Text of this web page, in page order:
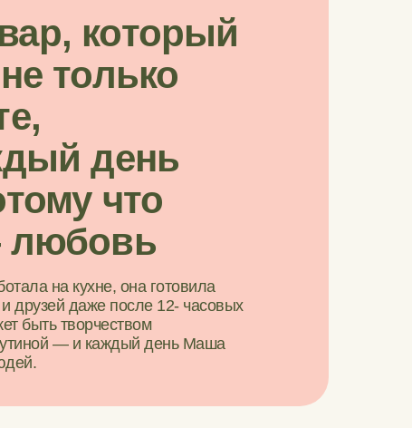
на кухне, она готовила
друзей даже после 12- часовых
быть творчеством
— и каждый день Маша
который
только
день
что
любовь